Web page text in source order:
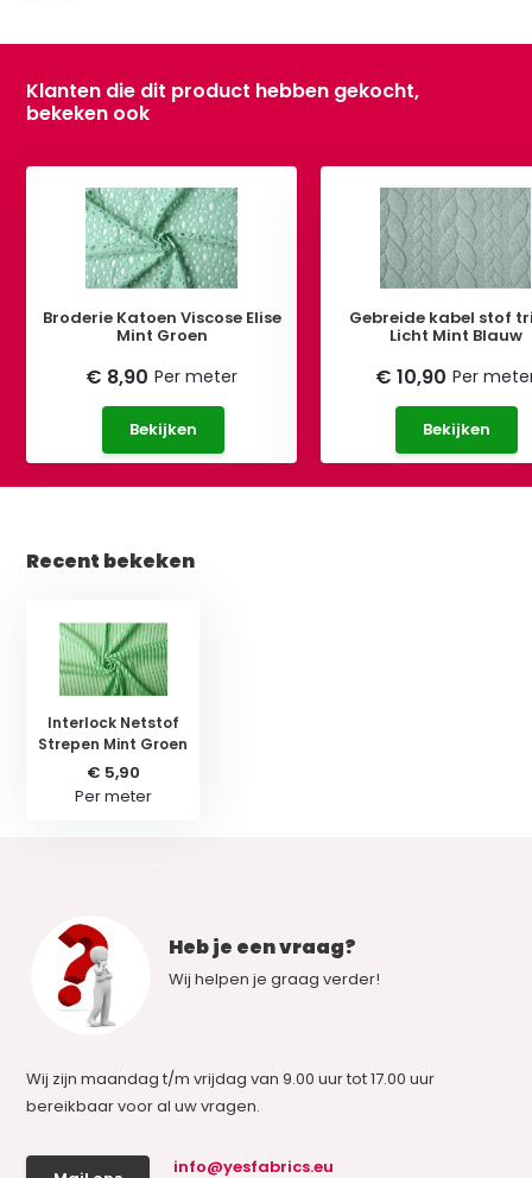
Klanten die dit product hebben gekocht,
bekeken ook
Broderie Katoen Viscose Elise
Mint Groen
€ 8,90 Per meter
Bekijken
Gebreide kabel stof
Licht Mint Blauw
€ 10,90 Per
Bekijken
Recent bekeken
Interlock Netstof
Strepen Mint Groen
€ 5,90
Per meter
Heb je een vraag?
Wij helpen je graag verder!
Wij zijn maandag t/m vrijdag van 9.00 uur tot 17.00 uur
bereikbaar voor al uw vragen.
info@yesfabrics.eu